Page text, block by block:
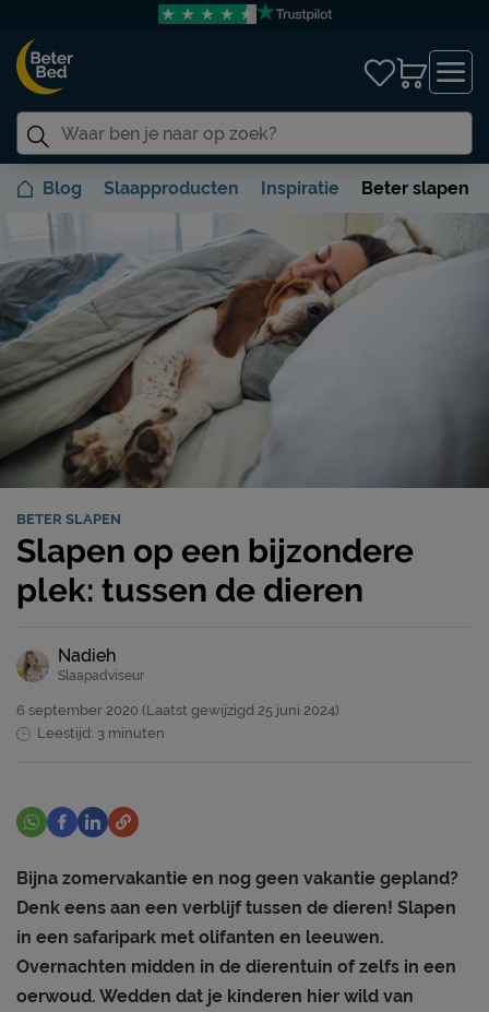
Blog Slaapproducten Inspiratie Beter slapen
BETER SLAPEN
Slapen op een bijzondere
plek: tussen de dieren
Nadieh
Slaapadviseur
6 september 2020 (Laatst gewijzigd 25 juni 2024)
Leestijd: 3 minuten
Bijna zomervakantie en nog geen vakantie gepland?
Denk eens aan een verblijf tussen de dieren! Slapen
in een safaripark met olifanten en leeuwen.
Overnachten midden in de dierentuin of zelfs in een
oerwoud. Wedden dat je kinderen hier wild van